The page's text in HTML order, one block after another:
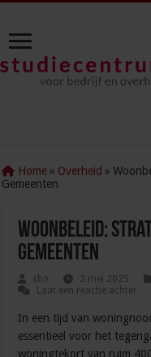
Home » Overheid »
Gemeenten
Woonbeleid:
Gemeenten
sbo 2 mei 2025
Laat een reactie achter
In een tijd van
essentieel voor het
woningtekort van ruim